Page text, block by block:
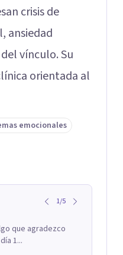
crisis de
ansiedad
vínculo. Su
orientada al
emocionales
1/5
que agradezco
1...